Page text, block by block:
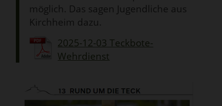
möglich. Das sagen Jugendliche aus
Kirchheim dazu.
2025-12-03 Teckbote-
Wehrdienst